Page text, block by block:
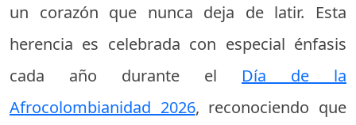
un corazón que nunca deja de latir. Esta
herencia es celebrada con especial énfasis
cada año durante el Día de la
Afrocolombianidad 2026, reconociendo que